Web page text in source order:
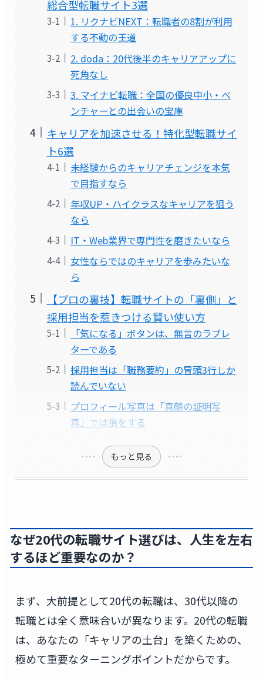
総合型転職サイト3選
1. リクナビNEXT：転職者の8割が利用
する不動の王道
2. doda：20代後半のキャリアアップに
死角なし
3. マイナビ転職：全国の優良中小・ベ
ンチャーとの出会いの宝庫
キャリアを加速させる！特化型転職サイ
ト6選
未経験からのキャリアチェンジを本気
で目指すなら
年収UP・ハイクラスなキャリアを狙う
なら
IT・Web業界で専門性を磨きたいなら
女性ならではのキャリアを歩みたいな
ら
【プロの裏技】転職サイトの「裏側」と
採用担当を惹きつける賢い使い方
「気になる」ボタンは、無言のラブレ
ターである
採用担当は「職務要約」の冒頭3行しか
読んでいない
プロフィール写真は「真顔の証明写
真」では損をする
もっと見る
なぜ20代の転職サイト選びは、人生を左右
するほど重要なのか？
まず、大前提として20代の転職は、30代以降の
転職とは全く意味合いが異なります。20代の転職
は、あなたの「キャリアの土台」を築くための、
極めて重要なターニングポイントだからです。